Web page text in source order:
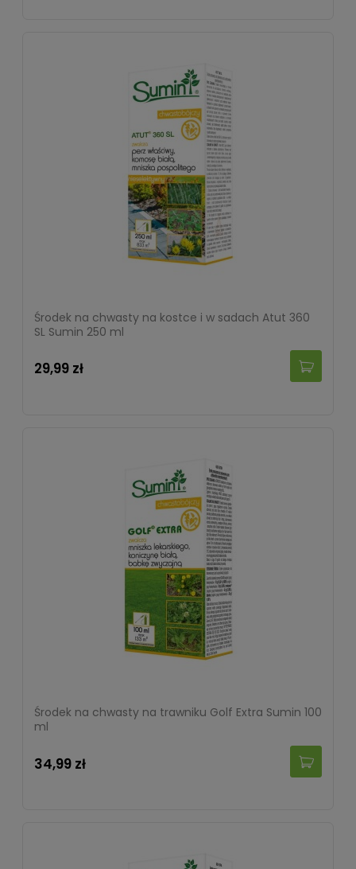
Środek na chwasty na kostce i w sadach Atut 360
SL Sumin 250 ml
29,99 zł
Środek na chwasty na trawniku Golf Extra Sumin 100
ml
34,99 zł